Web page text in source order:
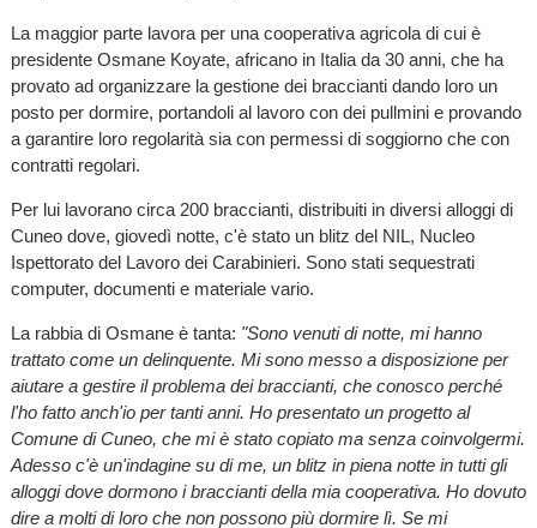
La maggior parte lavora per una cooperativa agricola di cui è
presidente Osmane Koyate, africano in Italia da 30 anni, che ha
provato ad organizzare la gestione dei braccianti dando loro un
posto per dormire, portandoli al lavoro con dei pullmini e provando
a garantire loro regolarità sia con permessi di soggiorno che con
contratti regolari.
Per lui lavorano circa 200 braccianti, distribuiti in diversi alloggi di
Cuneo dove, giovedì notte, c'è stato un blitz del NIL, Nucleo
Ispettorato del Lavoro dei Carabinieri. Sono stati sequestrati
computer, documenti e materiale vario.
La rabbia di Osmane è tanta: "Sono venuti di notte, mi hanno
trattato come un delinquente. Mi sono messo a disposizione per
aiutare a gestire il problema dei braccianti, che conosco perché
l'ho fatto anch'io per tanti anni. Ho presentato un progetto al
Comune di Cuneo, che mi è stato copiato ma senza coinvolgermi.
Adesso c'è un'indagine su di me, un blitz in piena notte in tutti gli
alloggi dove dormono i braccianti della mia cooperativa. Ho dovuto
dire a molti di loro che non possono più dormire lì. Se mi